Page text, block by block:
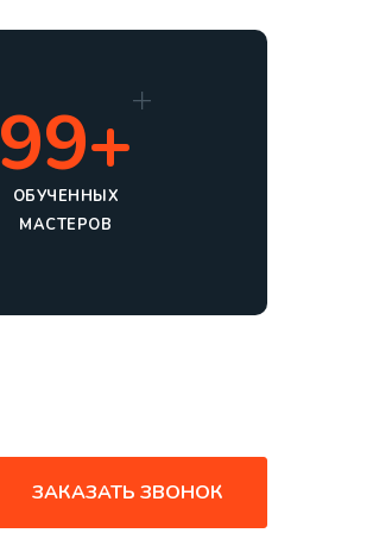
99+
ОБУЧЕННЫХ
МАСТЕРОВ
ЗАКАЗАТЬ ЗВОНОК